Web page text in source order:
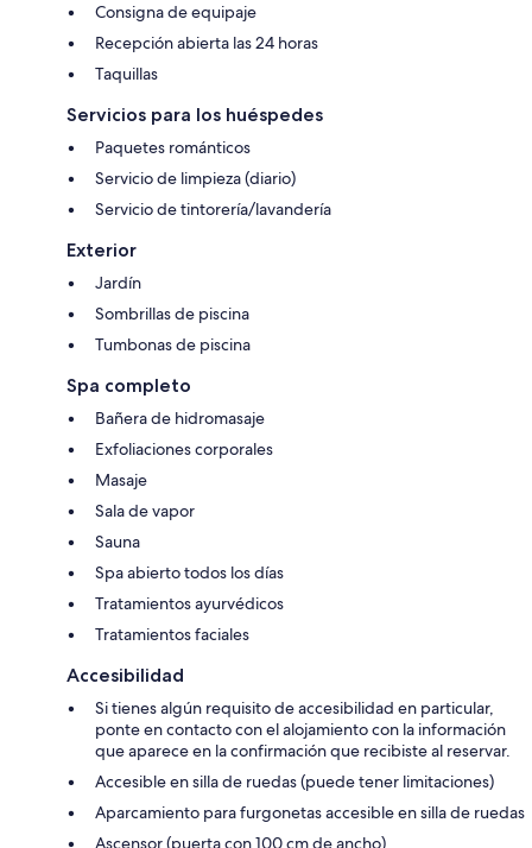
Consigna de equipaje
Recepción abierta las 24 horas
Taquillas
Servicios para los huéspedes
Paquetes románticos
Servicio de limpieza (diario)
Servicio de tintorería/lavandería
Exterior
Jardín
Sombrillas de piscina
Tumbonas de piscina
Spa completo
Bañera de hidromasaje
Exfoliaciones corporales
Masaje
Sala de vapor
Sauna
Spa abierto todos los días
Tratamientos ayurvédicos
Tratamientos faciales
Accesibilidad
Si tienes algún requisito de accesibilidad en particular,
ponte en contacto con el alojamiento con la información
que aparece en la confirmación que recibiste al reservar.
Accesible en silla de ruedas (puede tener limitaciones)
Aparcamiento para furgonetas accesible en silla de ruedas
Ascensor (puerta con 100 cm de ancho)